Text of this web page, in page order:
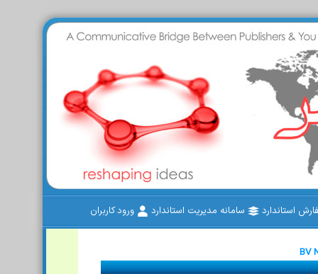
استاندارد سامانه مدیریت استاندارد ورود کاربران
BV